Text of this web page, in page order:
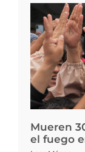
Mueren
el fuego